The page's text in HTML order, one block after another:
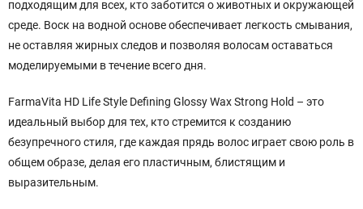
подходящим для всех, кто заботится о животных и окружающей
среде. Воск на водной основе обеспечивает легкость смывания,
не оставляя жирных следов и позволяя волосам оставаться
моделируемыми в течение всего дня.
FarmaVita HD Life Style Defining Glossy Wax Strong Hold – это
идеальный выбор для тех, кто стремится к созданию
безупречного стиля, где каждая прядь волос играет свою роль в
общем образе, делая его пластичным, блистящим и
выразительным.